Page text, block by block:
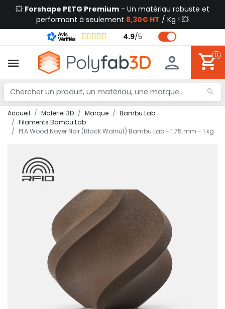
💥 Forshape PETG Premium - Un matériau robuste et
performant à seulement 8,30€ HT / Kg ! 💥
4.9/5
0
Accueil Matériel 3D Marque
Bambu Lab
Filaments Bambu Lab
PLA Wood Noyer Noir (Black Walnut) Bambu Lab - 1.75 mm - 1 kg